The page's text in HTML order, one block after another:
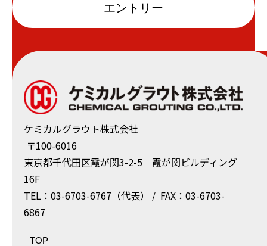
エントリー
ケミカルグラウト株式会社
〒100-6016
東京都千代⽥区霞が関3-2-5 霞が関ビルディング
16F
TEL：03-6703-6767（代表） / FAX：03-6703-
6867
TOP